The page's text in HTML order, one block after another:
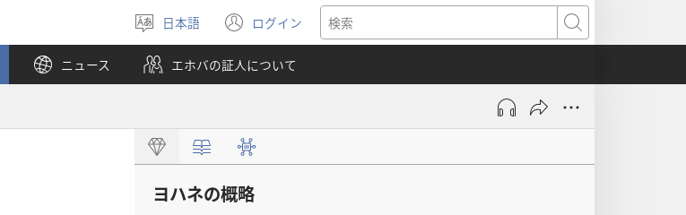
言
語
を
選
日本語 ログイン
（新
し
い
タ
で
く）
検
索
ニュース エホバの証人について
ヨハネの概略